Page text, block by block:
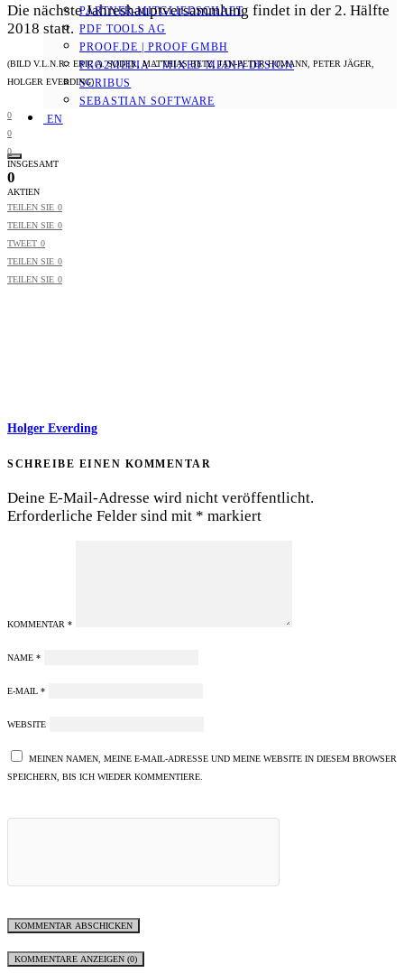
PARTNER-MITGLIEDSCHAFT
PDF TOOLS AG
PROOF.DE | PROOF GMBH
PRO2MEDIA – MIXED MEDIA DESIGN
SCRIBUS
SEBASTIAN SOFTWARE
EN
Die nächste Jahreshauptversammlung findet in der 2. Hälfte
2018 statt.
(BILD V.L.N.R.: ERIC A. SODER, MATTHIAS BETZ, JAN-PETER HOMANN, PETER JÄGER,
HOLGER EVERDING)
0
0
0
INSGESAMT
0
AKTIEN
TEILEN SIE 0
TEILEN SIE 0
TWEET 0
TEILEN SIE 0
TEILEN SIE 0
Holger Everding
SCHREIBE EINEN KOMMENTAR
Deine E-Mail-Adresse wird nicht veröffentlicht.
Erforderliche Felder sind mit * markiert
KOMMENTAR *
NAME *
E-MAIL *
WEBSITE
MEINEN NAMEN, MEINE E-MAIL-ADRESSE UND MEINE WEBSITE IN DIESEM BROWSER
SPEICHERN, BIS ICH WIEDER KOMMENTIERE.
KOMMENTARE ANZEIGEN (0)